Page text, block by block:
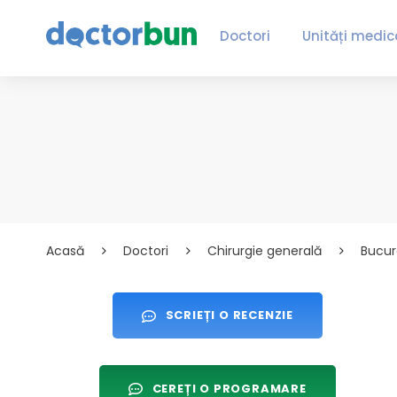
Doctori Unități
Acasă Doctori Chirurgie generală
SCRIEȚI O RECENZIE
CEREȚI O PROGRAMARE